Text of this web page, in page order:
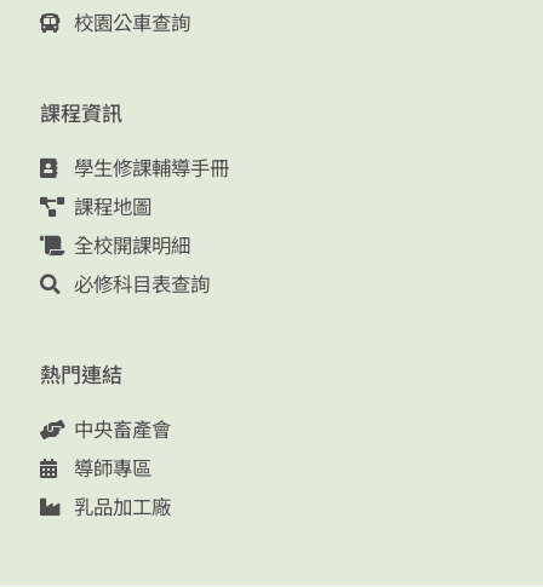
校園公車查詢
課程資訊
學生修課輔導手冊
課程地圖
全校開課明細
必修科目表查詢
熱門連結
中央畜產會
導師專區
乳品加工廠